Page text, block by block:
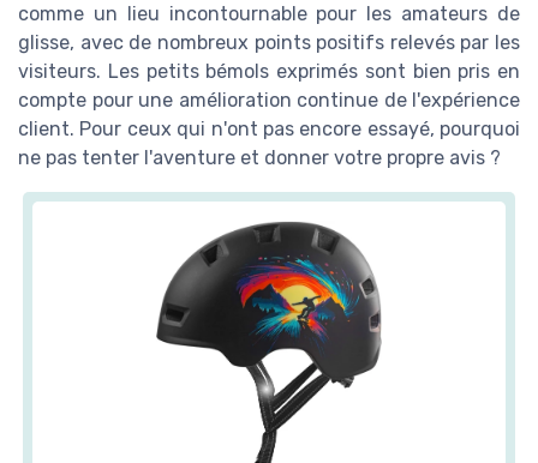
comme un lieu incontournable pour les amateurs de
glisse, avec de nombreux points positifs relevés par les
visiteurs. Les petits bémols exprimés sont bien pris en
compte pour une amélioration continue de l'expérience
client. Pour ceux qui n'ont pas encore essayé, pourquoi
ne pas tenter l'aventure et donner votre propre avis ?